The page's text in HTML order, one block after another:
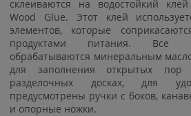
склеиваются на водостойкий
Wood Glue. Этот клей
элементов, которые
продуктами питания. Все
обрабатываются минеральным
для заполнения открытых
разделочных досках, для
предусмотрены ручки с боков,
и опорные ножки.